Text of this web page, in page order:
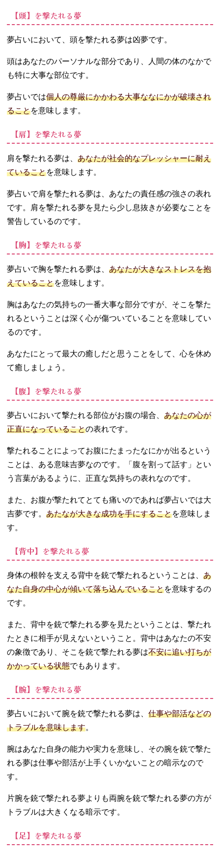
【頭】を撃たれる夢
夢占いにおいて、頭を撃たれる夢は凶夢です。
頭はあなたのパーソナルな部分であり、人間の体のなかで
も特に大事な部位です。
夢占いでは個人の尊厳にかかわる大事ななにかが破壊され
ることを意味します。
【肩】を撃たれる夢
肩を撃たれる夢は、 あなたが社会的なプレッシャーに耐え
ていることを意味します。
夢占いで肩を撃たれる夢は、あなたの責任感の強さの表れ
です。肩を撃たれる夢を見たら少し息抜きが必要なことを
警告しているのです。
【胸】を撃たれる夢
夢占いで胸を撃たれる夢は、 あなたが大きなストレスを抱
えていることを意味します。
胸はあなたの気持ちの一番大事な部分ですが、そこを撃た
れるということは深く心が傷ついていることを意味してい
るのです。
あなたにとって最大の癒しだと思うことをして、心を休め
て癒しましょう。
【腹】を撃たれる夢
夢占いにおいて撃たれる部位がお腹の場合、 あなたの心が
正直になっていることの表れです。
撃たれることによってお腹にたまったなにかが出るという
ことは、ある意味吉夢なのです。「腹を割って話す」とい
う言葉があるように、正直な気持ちの表れなのです。
また、お腹が撃たれてとても痛いのであれば夢占いでは大
吉夢です。 あたなが大きな成功を手にすることを意味しま
す。
【背中】を撃たれる夢
身体の根幹を支える背中を銃で撃たれるということは、 あ
なた自身の中心が傾いて落ち込んでいることを意味するの
です。
また、背中を銃で撃たれる夢を見たということは、撃たれ
たときに相手が見えないということ。背中はあなたの不安
の象徴であり、そこを銃で撃たれる夢は不安に追い打ちが
かかっている状態でもあります。
【腕】を撃たれる夢
夢占いにおいて腕を銃で撃たれる夢は、 仕事や部活などの
トラブルを意味します。
腕はあなた自身の能力や実力を意味し、その腕を銃で撃た
れる夢は仕事や部活が上手くいかないことの暗示なので
す。
片腕を銃で撃たれる夢よりも両腕を銃で撃たれる夢の方が
トラブルは大きくなる暗示です。
【足】を撃たれる夢